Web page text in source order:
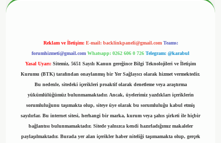
Reklam ve İletişim: E-mail: backlinkpaneli@gmail.com Teams:
forumhizmeti@gmail.com Whatsapp: 0262 606 0 726 Telegram: @karabul
Yasal Uyarı: Sitemiz, 5651 Sayılı Kanun gereğince Bilgi Teknolojileri ve İletişim
Kurumu (BTK) tarafından onaylanmış bir Yer Sağlayıcı olarak hizmet vermektedir.
Bu nedenle, sitedeki içerikleri proaktif olarak denetleme veya araştırma
yükümlülüğümüz bulunmamaktadır. Ancak, üyelerimiz yazdıkları içeriklerin
sorumluluğunu taşımakta olup, siteye üye olarak bu sorumluluğu kabul etmiş
sayılırlar. Bu internet sitesi, herhangi bir marka, kurum veya şahıs şirketi ile hiçbir
bağlantısı bulunmamaktadır. Sitede yalnızca kendi hazırladığımız makaleler
paylaşılmaktadır. Burada yer alan içerikler haber niteliği taşımamakta olup, gerçek